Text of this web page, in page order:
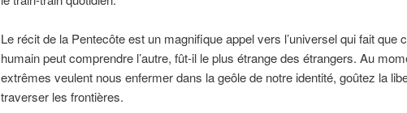
Le récit de la Pentecôte est un magnifique appel vers l’universel qui fait que
humain peut comprendre l’autre, fût-il le plus étrange des étrangers. Au
extrêmes veulent nous enfermer dans la geôle de notre identité, goûtez la
traverser les frontières.